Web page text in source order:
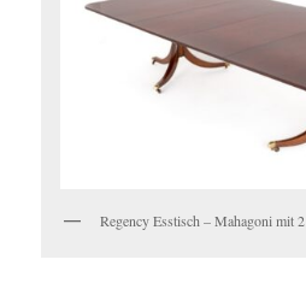
Regency Esstisch – Mahagoni mit